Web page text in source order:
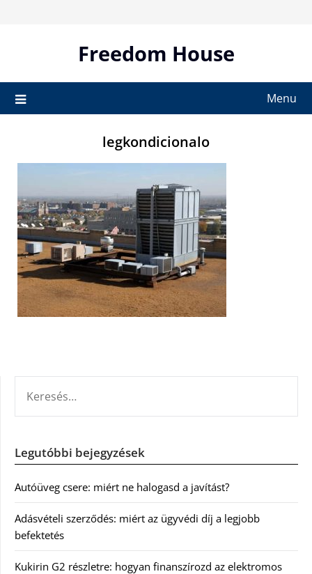
Freedom House
Menu
legkondicionalo
Legutóbbi bejegyzések
Autóüveg csere: miért ne halogasd a javítást?
Adásvételi szerződés: miért az ügyvédi díj a legjobb
befektetés
Kukirin G2 részletre: hogyan finanszírozd az elektromos